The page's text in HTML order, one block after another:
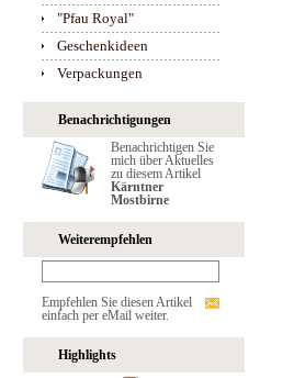
"Pfau Royal"
Geschenkideen
Verpackungen
Benachrichtigungen
Benachrichtigen Sie
mich über Aktuelles
zu diesem Artikel
Kärntner
Mostbirne
Weiterempfehlen
Empfehlen Sie diesen Artikel
einfach per eMail weiter.
Highlights